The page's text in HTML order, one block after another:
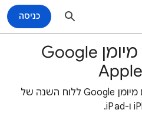
כניסה
הוספת אירועים מיומן Google
אתם יכולים להוסיף אירועים מיומן Google ללוח השנה של